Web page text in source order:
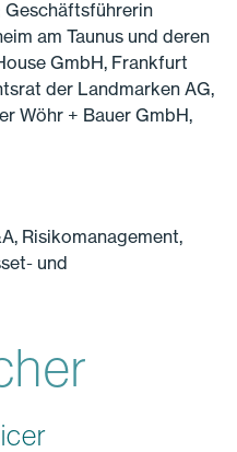
Geschäftsführerin
am Taunus und deren
GmbH, Frankfurt
der Landmarken AG,
Wöhr + Bauer GmbH,
Risikomanagement,
und